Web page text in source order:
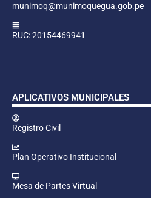
munimoq@munimoquegua.gob.pe
RUC: 20154469941
APLICATIVOS MUNICIPALES
Registro Civil
Plan Operativo Institucional
Mesa de Partes Virtual